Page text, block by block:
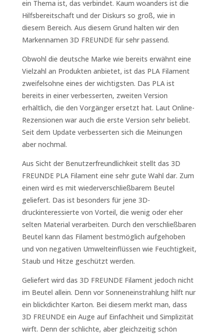
ein Thema ist, das verbindet. Kaum woanders ist die
Hilfsbereitschaft und der Diskurs so groß, wie in
diesem Bereich. Aus diesem Grund halten wir den
Markennamen 3D FREUNDE für sehr passend.
Obwohl die deutsche Marke wie bereits erwähnt eine
Vielzahl an Produkten anbietet, ist das PLA Filament
zweifelsohne eines der wichtigsten. Das PLA ist
bereits in einer verbesserten, zweiten Version
erhältlich, die den Vorgänger ersetzt hat. Laut Online-
Rezensionen war auch die erste Version sehr beliebt.
Seit dem Update verbesserten sich die Meinungen
aber nochmal.
Aus Sicht der Benutzerfreundlichkeit stellt das 3D
FREUNDE PLA Filament eine sehr gute Wahl dar. Zum
einen wird es mit wiederverschließbarem Beutel
geliefert. Das ist besonders für jene 3D-
druckinteressierte von Vorteil, die wenig oder eher
selten Material verarbeiten. Durch den verschließbaren
Beutel kann das Filament bestmöglich aufgehoben
und von negativen Umwelteinflüssen wie Feuchtigkeit,
Staub und Hitze geschützt werden.
Geliefert wird das 3D FREUNDE Filament jedoch nicht
im Beutel allein. Denn vor Sonneneinstrahlung hilft nur
ein blickdichter Karton. Bei diesem merkt man, dass
3D FREUNDE ein Auge auf Einfachheit und Simplizität
wirft. Denn der schlichte, aber gleichzeitig schön